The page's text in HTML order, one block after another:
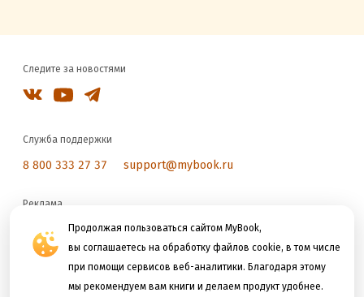
Продолжая пользоваться сайтом MyBook,
вы соглашаетесь на обработку файлов cookie, в том числе
при помощи сервисов веб-аналитики. Благодаря этому
мы рекомендуем вам книги и делаем продукт удобнее.
Следите за новостями
Служба поддержки
8 800 333 27 37 support@mybook.ru
Реклама
reklama@litres.ru
Мы принимаем к оплате